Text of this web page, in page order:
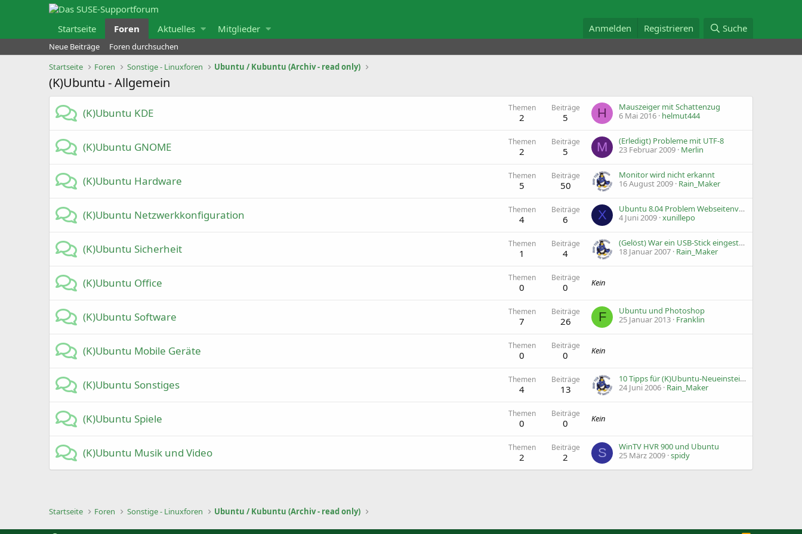
Startseite Foren Aktuelles Mitglieder Anmelden Registrieren Suche
Neue Beiträge
Foren durchsuchen
Startseite
Foren Sonstige - Linuxforen Ubuntu / Kubuntu (Archiv - read only)
(K)Ubuntu - Allgemein
(K)Ubuntu KDE Themen
2
Beiträge
5 H
Mauszeiger mit Schattenzug
6 Mai 2016 helmut444
(K)Ubuntu GNOME Themen
2
Beiträge
5 M
(Erledigt) Probleme mit UTF-8
23 Februar 2009 Merlin
(K)Ubuntu Hardware Themen
5
Beiträge
50
Monitor wird nicht erkannt
16 August 2009 Rain_Maker
(K)Ubuntu Netzwerkkonfiguration Themen
4
Beiträge
6 X
Ubuntu 8.04 Problem Webseitenverbindung
4 Juni 2009 xunillepo
(K)Ubuntu Sicherheit Themen
1
Beiträge
4
(Gelöst) War ein USB-Stick eingesteckt? Infos in Logfiles?
18 Januar 2007 Rain_Maker
(K)Ubuntu Office Themen
0
Beiträge
0 Kein
(K)Ubuntu Software Themen
7
Beiträge
26 F
Ubuntu und Photoshop
25 Januar 2013 Franklin
(K)Ubuntu Mobile Geräte Themen
0
Beiträge
0 Kein
(K)Ubuntu Sonstiges Themen
4
Beiträge
13
10 Tipps für (K)Ubuntu-Neueinsteiger (mit Englischkenntnissen)
24 Juni 2006 Rain_Maker
(K)Ubuntu Spiele Themen
0
Beiträge
0 Kein
(K)Ubuntu Musik und Video Themen
2
Beiträge
2 S
WinTV HVR 900 und Ubuntu
25 März 2009 spidy
Startseite Foren Sonstige - Linuxforen Ubuntu / Kubuntu (Archiv - read only)